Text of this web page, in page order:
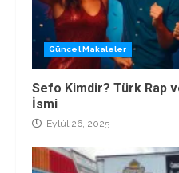
Güncel Makaleler
Sefo Kimdir? Türk Rap
İsmi
Eylül 26, 2025